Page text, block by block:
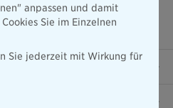
anpassen und damit
Sie im Einzelnen
Sie jederzeit mit Wirkung für